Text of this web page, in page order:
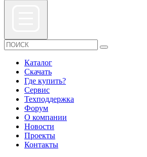
Каталог
Скачать
Где купить?
Сервис
Техподдержка
Форум
О компании
Новости
Проекты
Контакты